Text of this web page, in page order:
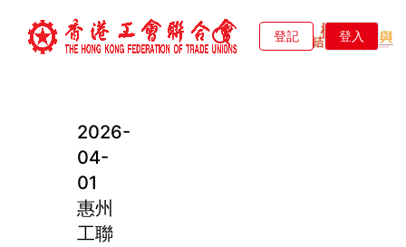
登記 登入
2026-
04-
01
惠州
工聯